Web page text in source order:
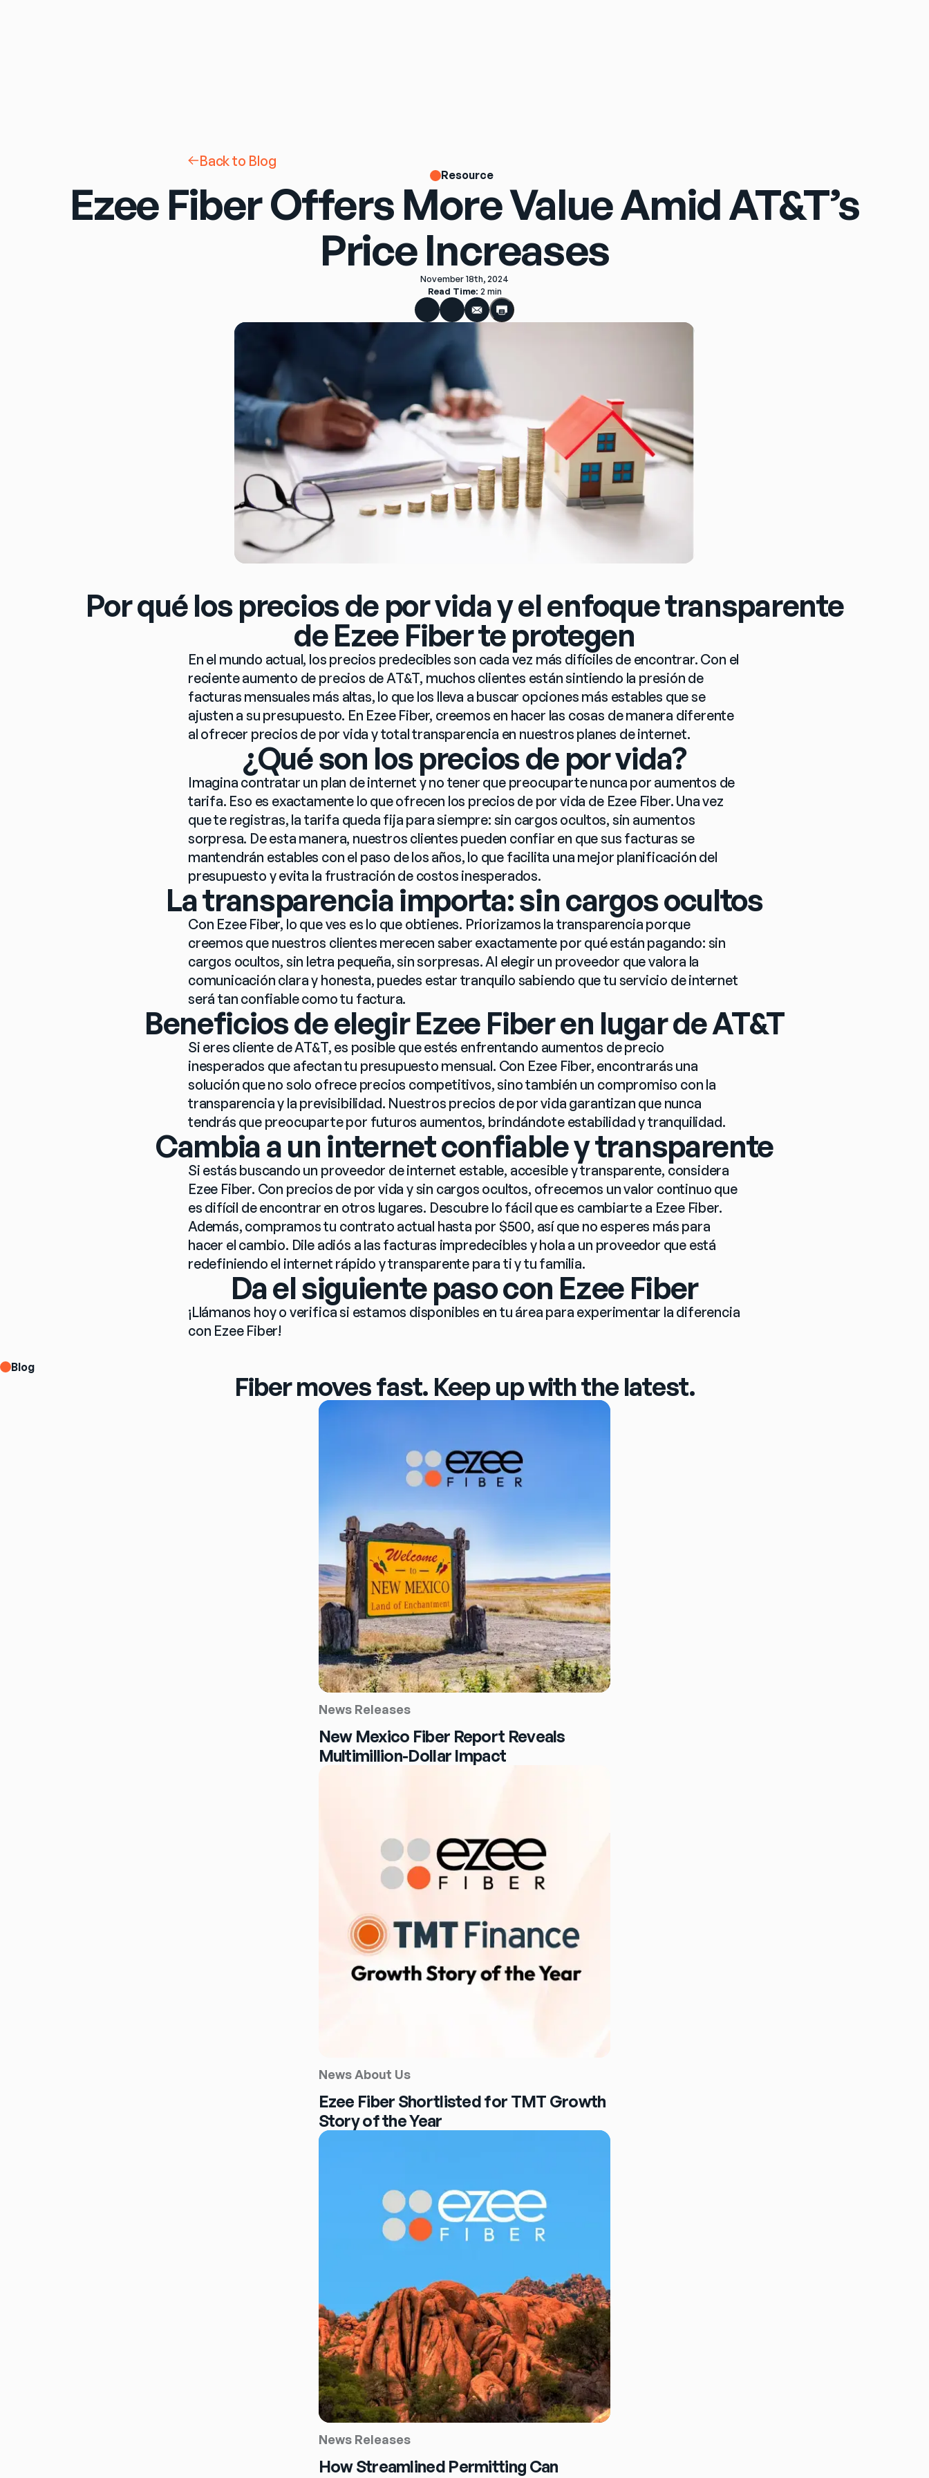
Back to Blog
Resource
Ezee Fiber Offers More Value Amid AT&T’s
Price Increases
November 18th, 2024
Read Time: 2 min
Por qué los precios de por vida y el enfoque transparente
de Ezee Fiber te protegen
En el mundo actual, los precios predecibles son cada vez más difíciles de encontrar. Con el
reciente aumento de precios de AT&T, muchos clientes están sintiendo la presión de
facturas mensuales más altas, lo que los lleva a buscar opciones más estables que se
ajusten a su presupuesto. En Ezee Fiber, creemos en hacer las cosas de manera diferente
al ofrecer precios de por vida y total transparencia en nuestros planes de internet.
¿Qué son los precios de por vida?
Imagina contratar un plan de internet y no tener que preocuparte nunca por aumentos de
tarifa. Eso es exactamente lo que ofrecen los precios de por vida de Ezee Fiber. Una vez
que te registras, la tarifa queda fija para siempre: sin cargos ocultos, sin aumentos
sorpresa. De esta manera, nuestros clientes pueden confiar en que sus facturas se
mantendrán estables con el paso de los años, lo que facilita una mejor planificación del
presupuesto y evita la frustración de costos inesperados.
La transparencia importa: sin cargos ocultos
Con Ezee Fiber, lo que ves es lo que obtienes. Priorizamos la transparencia porque
creemos que nuestros clientes merecen saber exactamente por qué están pagando: sin
cargos ocultos, sin letra pequeña, sin sorpresas. Al elegir un proveedor que valora la
comunicación clara y honesta, puedes estar tranquilo sabiendo que tu servicio de internet
será tan confiable como tu factura.
Beneficios de elegir Ezee Fiber en lugar de AT&T
Si eres cliente de AT&T, es posible que estés enfrentando aumentos de precio
inesperados que afectan tu presupuesto mensual. Con Ezee Fiber, encontrarás una
solución que no solo ofrece precios competitivos, sino también un compromiso con la
transparencia y la previsibilidad. Nuestros precios de por vida garantizan que nunca
tendrás que preocuparte por futuros aumentos, brindándote estabilidad y tranquilidad.
Cambia a un internet confiable y transparente
Si estás buscando un proveedor de internet estable, accesible y transparente, considera
Ezee Fiber. Con precios de por vida y sin cargos ocultos, ofrecemos un valor continuo que
es difícil de encontrar en otros lugares. Descubre lo fácil que es cambiarte a Ezee Fiber.
Además, compramos tu contrato actual hasta por $500, así que no esperes más para
hacer el cambio. Dile adiós a las facturas impredecibles y hola a un proveedor que está
redefiniendo el internet rápido y transparente para ti y tu familia.
Da el siguiente paso con Ezee Fiber
¡Llámanos hoy o verifica si estamos disponibles en tu área para experimentar la diferencia
con Ezee Fiber!
Blog
Fiber moves fast. Keep up with the latest.
News Releases
New Mexico Fiber Report Reveals
Multimillion-Dollar Impact
News About Us
Ezee Fiber Shortlisted for TMT Growth
Story of the Year
News Releases
How Streamlined Permitting Can